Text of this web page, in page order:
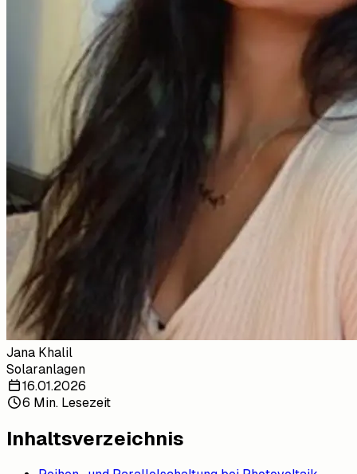
Jana Khalil
Solaranlagen
16.01.2026
6 Min. Lesezeit
Inhaltsverzeichnis